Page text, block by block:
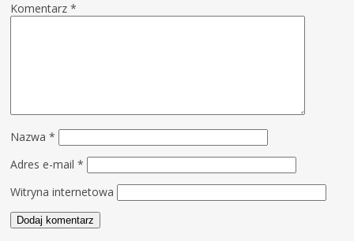
Komentarz*
Nazwa*
Adres e-mail*
Witryna internetowa